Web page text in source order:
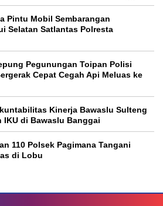
Pintu Mobil Sembarangan
Selatan Satlantas Polresta
Pegunungan Toipan Polisi
Cepat Cegah Api Meluas ke
Kinerja Bawaslu Sulteng
di Bawaslu Banggai
110 Polsek Pagimana Tangani
di Lobu